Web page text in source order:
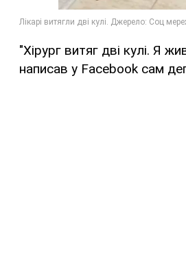
"Хірург витяг дві кулі. Я
написав у Facebook сам